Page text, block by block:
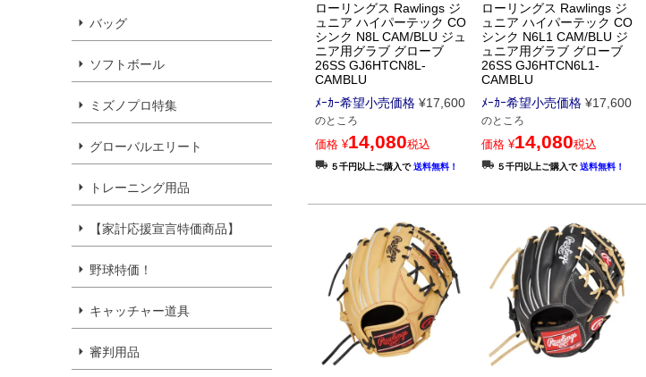
バッグ
ソフトボール
ミズノプロ特集
グローバルエリート
トレーニング用品
【家計応援宣言特価商品】
野球特価！
キャッチャー道具
審判用品
ローリングス Rawlings ジ
ュニア ハイパーテック CO
シンク N8L CAM/BLU ジュ
ニア用グラブ グローブ
26SS GJ6HTCN8L-
CAMBLU
ﾒｰｶｰ希望小売価格 ¥17,600
のところ
価格 ¥14,080税込
５千円以上ご購入で送料無料！
ローリングス Rawlings ジ
ュニア ハイパーテック CO
シンク N6L1 CAM/BLU ジ
ュニア用グラブ グローブ
26SS GJ6HTCN6L1-
CAMBLU
ﾒｰｶｰ希望小売価格 ¥17,600
のところ
価格 ¥14,080税込
５千円以上ご購入で送料無料！